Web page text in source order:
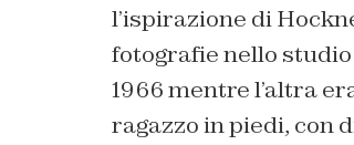
l’ispirazione di
fotografie nello
1966 mentre l’altra
ragazzo in piedi, con